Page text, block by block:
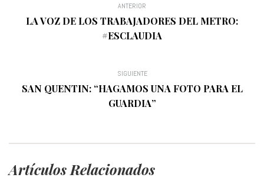
ANTERIOR
LA VOZ DE LOS TRABAJADORES DEL METRO:
#ESCLAUDIA
SIGUIENTE
SAN QUENTIN: “HAGAMOS UNA FOTO PARA EL
GUARDIA”
Artículos Relacionados